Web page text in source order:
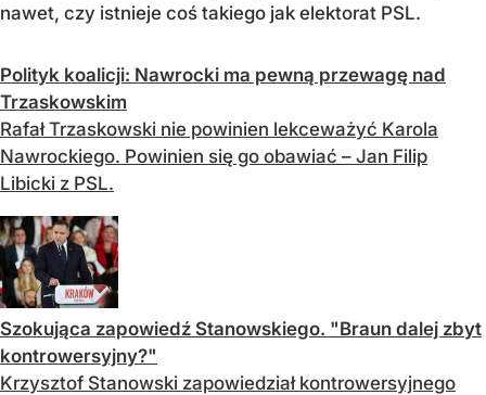
nawet, czy istnieje coś takiego jak elektorat PSL.
Polityk koalicji: Nawrocki ma pewną przewagę nad
Trzaskowskim
Rafał Trzaskowski nie powinien lekceważyć Karola
Nawrockiego. Powinien się go obawiać – Jan Filip
Libicki z PSL.
Szokująca zapowiedź Stanowskiego. "Braun dalej zbyt
kontrowersyjny?"
Krzysztof Stanowski zapowiedział kontrowersyjnego